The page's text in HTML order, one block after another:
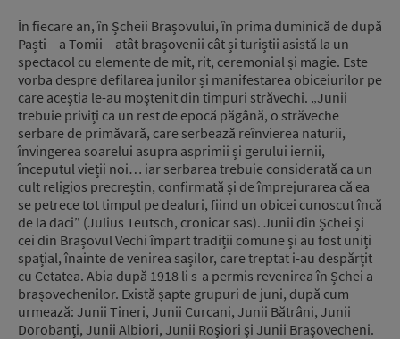
În fiecare an, în Șcheii Brașovului, în prima duminică de după
Paști – a Tomii – atât brașovenii cât și turiștii asistă la un
spectacol cu elemente de mit, rit, ceremonial și magie. Este
vorba despre defilarea junilor și manifestarea obiceiurilor pe
care aceștia le-au moștenit din timpuri străvechi. „Junii
trebuie priviți ca un rest de epocă păgână, o străveche
serbare de primăvară, care serbează reînvierea naturii,
învingerea soarelui asupra asprimii și gerului iernii,
începutul vieții noi… iar serbarea trebuie considerată ca un
cult religios precreștin, confirmată și de împrejurarea că ea
se petrece tot timpul pe dealuri, fiind un obicei cunoscut încă
de la daci” (Julius Teutsch, cronicar sas). Junii din Șchei și
cei din Brașovul Vechi împart tradiții comune și au fost uniți
spațial, înainte de venirea sașilor, care treptat i-au despărțit
cu Cetatea. Abia după 1918 li s-a permis revenirea în Șchei a
brașovechenilor. Există șapte grupuri de juni, după cum
urmează: Junii Tineri, Junii Curcani, Junii Bătrâni, Junii
Dorobanți, Junii Albiori, Junii Roșiori și Junii Brașovecheni.